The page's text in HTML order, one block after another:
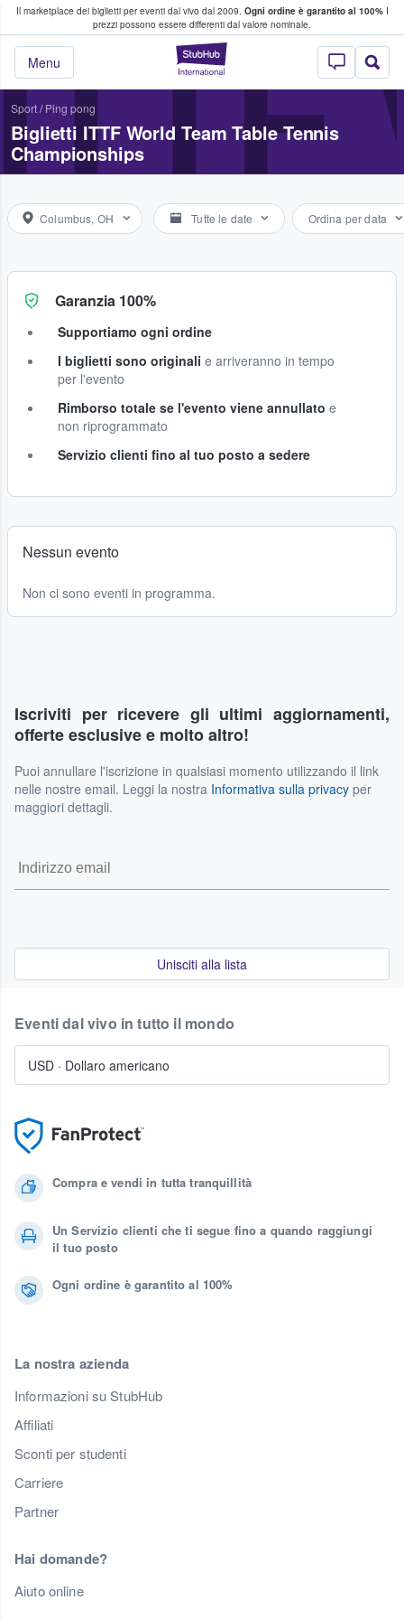
Il marketplace dei biglietti per eventi dal vivo dal 2009. Ogni ordine è garantito al 100%I
prezzi possono essere differenti dal valore nominale.
StubHub - Dove
Menu
fan comprano e vendono biglietti
Sport/ Ping pong
Biglietti ITTF World Team Table Tennis
Championships
Columbus, OH Tutte le date Ordina per data
Garanzia 100%
Supportiamo ogni ordine
I biglietti sono originali e arriveranno in tempo
per l'evento
Rimborso totale se l'evento viene annullato e
non riprogrammato
Servizio clienti fino al tuo posto a sedere
Nessun evento
Non ci sono eventi in programma.
Iscriviti per ricevere gli ultimi aggiornamenti,
offerte esclusive e molto altro!
Puoi annullare l'iscrizione in qualsiasi momento utilizzando il link
nelle nostre email. Leggi la nostra Informativa sulla privacy per
maggiori dettagli.
Unisciti alla lista
Compra e vendi in tutta tranquillità
Un Servizio clienti che ti segue fino a quando raggiungi
il tuo posto
Ogni ordine è garantito al 100%
La nostra azienda
Informazioni su StubHub
Affiliati
Sconti per studenti
Carriere
Partner
Hai domande?
Aiuto online
Eventi dal vivo in tutto il mondo
USD · Dollaro americano